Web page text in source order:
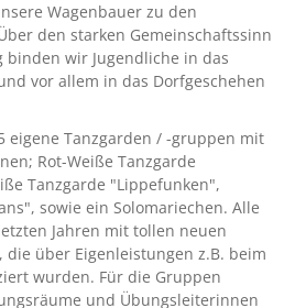
Wagenbauer zu den
den starken Gemeinschaftssinn
wir Jugendliche in das
vor allem in das Dorfgeschehen
eigene Tanzgarden / -gruppen mit
Rot-Weiße Tanzgarde
Tanzgarde "Lippefunken",
sowie ein Solomariechen. Alle
Jahren mit tollen neuen
über Eigenleistungen z.B. beim
wurden. Für die Gruppen
und Übungsleiterinnen